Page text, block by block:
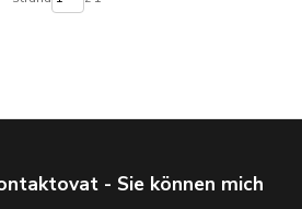
- Sie können mich